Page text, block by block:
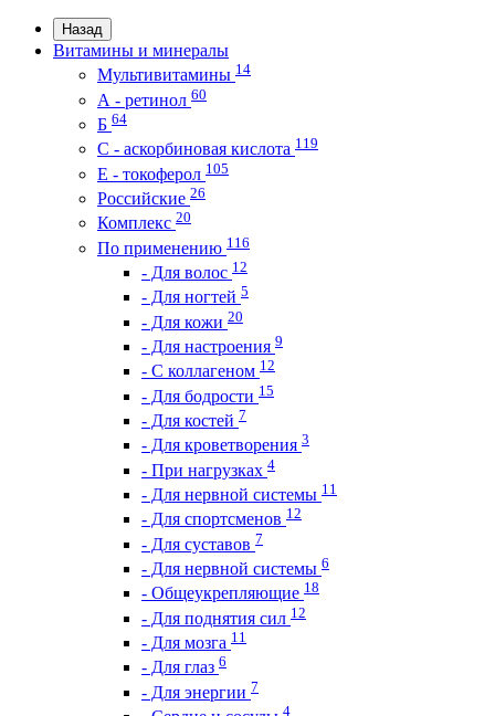
Назад
Витамины и минералы
Мультивитамины 14
А - ретинол 60
Б 64
С - аскорбиновая кислота 119
Е - токоферол 105
Российские 26
Комплекс 20
По применению 116
- Для волос 12
- Для ногтей 5
- Для кожи 20
- Для настроения 9
- С коллагеном 12
- Для бодрости 15
- Для костей 7
- Для кроветворения 3
- При нагрузках 4
- Для нервной системы 11
- Для спортсменов 12
- Для суставов 7
- Для нервной системы 6
- Общеукрепляющие 18
- Для поднятия сил 12
- Для мозга 11
- Для глаз 6
- Для энергии 7
4